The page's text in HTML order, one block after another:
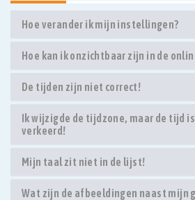
Hoe verander ik mijn instellingen?
Hoe kan ik onzichtbaar zijn in de
De tijden zijn niet correct!
Ik wijzigde de tijdzone, maar de tijd
verkeerd!
Mijn taal zit niet in de lijst!
Wat zijn de afbeeldingen naast mijn